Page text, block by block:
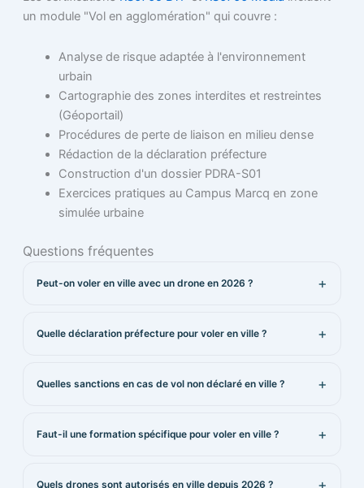
un module "Vol en agglomération" qui couvre :
Analyse de risque adaptée à l'environnement
urbain
Cartographie des zones interdites et restreintes
(Géoportail)
Procédures de perte de liaison en milieu dense
Rédaction de la déclaration préfecture
Construction d'un dossier PDRA-S01
Exercices pratiques au Campus Marcq en zone
simulée urbaine
Questions fréquentes
Peut-on voler en ville avec un drone en 2026 ?
Quelle déclaration préfecture pour voler en ville ?
Quelles sanctions en cas de vol non déclaré en ville ?
Faut-il une formation spécifique pour voler en ville ?
Quels drones sont autorisés en ville depuis 2026 ?